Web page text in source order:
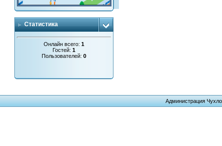
Статистика
Онлайн всего:1
Гостей:1
Пользователей:0
Администрация